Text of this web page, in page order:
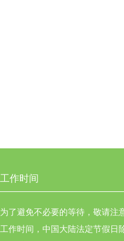
工作时间
为了避免不必要的等待，敬请注
工作时间，中国大陆法定节假日